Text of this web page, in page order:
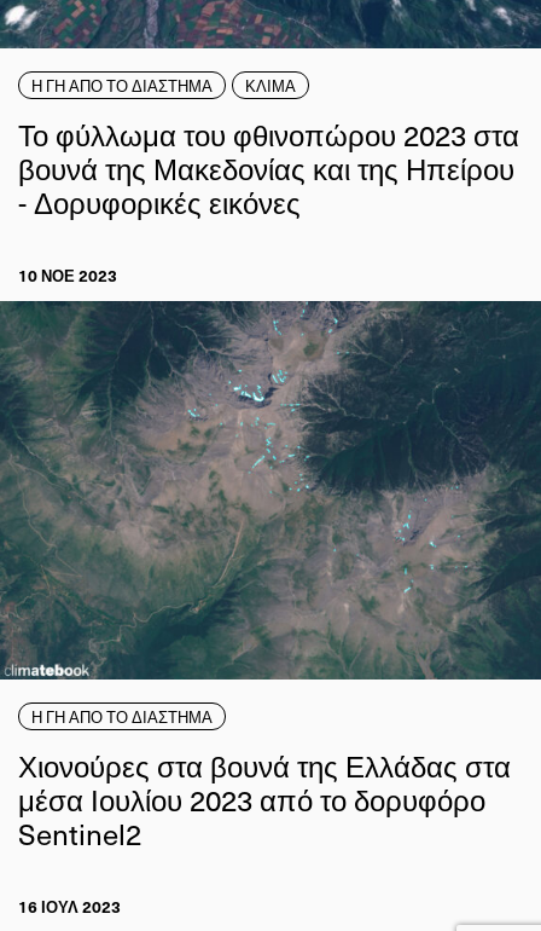
Η ΓΗ ΑΠΟ ΤΟ ΔΙΑΣΤΗΜΑ ΚΛΙΜΑ
Το φύλλωμα του φθινοπώρου 2023 στα
βουνά της Μακεδονίας και της Ηπείρου
- Δορυφορικές εικόνες
10 ΝΟΕ 2023
Η ΓΗ ΑΠΟ ΤΟ ΔΙΑΣΤΗΜΑ
Χιονούρες στα βουνά της Ελλάδας στα
μέσα Ιουλίου 2023 από το δορυφόρο
Sentinel2
16 ΙΟΥΛ 2023